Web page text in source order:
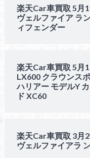
楽天Car車買取 5月
ヴェルファイア ラ
ィフェンダー
楽天Car車買取 5月
LX600 クラウンス
ハリアー モデルY
ド XC60
楽天Car車買取 3月
ヴェルファイアラ